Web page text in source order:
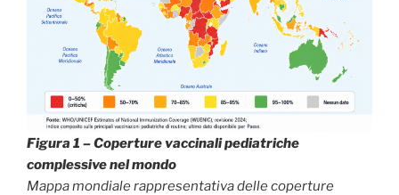
Figura 1 – Coperture vaccinali pediatriche
complessive nel mondo
Mappa mondiale rappresentativa delle coperture